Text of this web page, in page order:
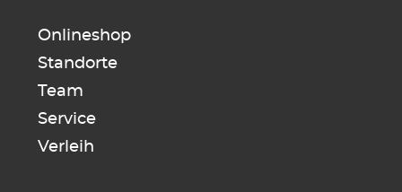
Onlineshop
Standorte
Team
Service
Verleih